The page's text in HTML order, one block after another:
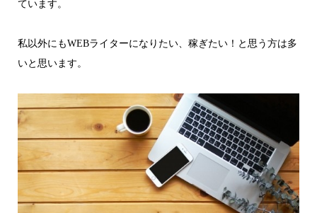
ています。
私以外にもWEBライターになりたい、稼ぎたい！と思う方は多
いと思います。